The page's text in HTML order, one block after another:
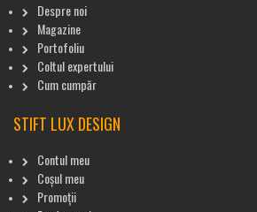
Despre noi
Magazine
Portofoliu
Coltul expertului
Cum cumpăr
STIFT LUX DESIGN
Contul meu
Coșul meu
Promoții